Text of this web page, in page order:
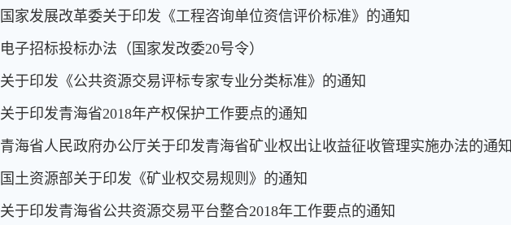
国家发展改革委关于印发《工程咨询单位资信评价标准》的通知
电子招标投标办法（国家发改委20号令）
关于印发《公共资源交易评标专家专业分类标准》的通知
关于印发青海省2018年产权保护工作要点的通知
青海省人民政府办公厅关于印发青海省矿业权出让收益征收管理实施办法的通知
国土资源部关于印发《矿业权交易规则》的通知
关于印发青海省公共资源交易平台整合2018年工作要点的通知